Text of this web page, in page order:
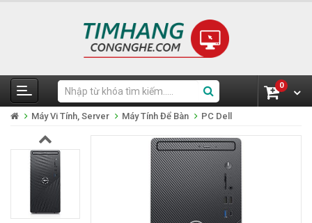
0
Máy Vi Tính, Server Máy Tính Để Bàn PC Dell